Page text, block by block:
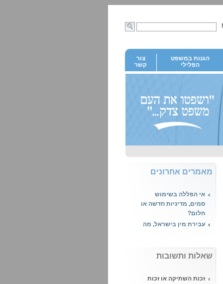
הגנות במשפט
הפלילי
צור
קשר
מאמרים אחרונים
אי הפללה בשימוש
חלום?
עבירת מין בישראל, מה
מהי עבירת אונס ומה
העונש הצפוי?
הצפוי על ביצוע מעשה
שאלות ותשובות